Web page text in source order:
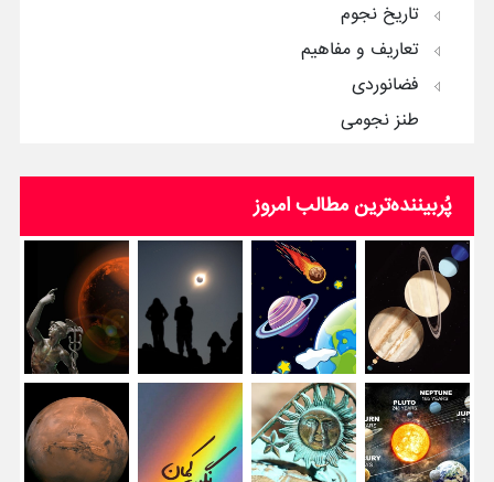
تاریخ نجوم
تعاریف و مفاهیم
فضانوردی
طنز نجومی
پُربیننده‌ترین‌ مطالب امروز